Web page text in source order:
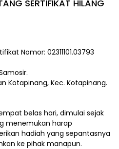
SERTIFIKAT HILANG
Nomor: 02311101.03793
Kotapinang, Kec. Kotapinang.
belas hari, dimulai sejak
menemukan harap
hadiah yang sepantasnya
ke pihak manapun.